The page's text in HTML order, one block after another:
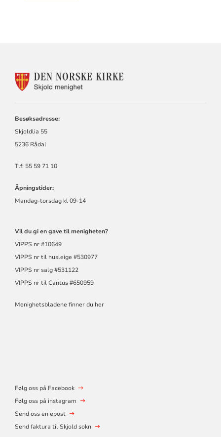
KONTAKTINFORMASJON
Besøksadresse:
Skjoldlia 55
5236 Rådal
Tlf: 55 59 71 10
Åpningstider:
Mandag-torsdag kl 09-14
Vil du gi en gave til menigheten?
VIPPS nr #10649
VIPPS nr til husleige #530977
VIPPS nr salg #531122
VIPPS nr til Cantus #650959
Menighetsbladene finner du her
Følg oss på Facebook
Følg oss på instagram
Send oss en epost
Send faktura til Skjold sokn